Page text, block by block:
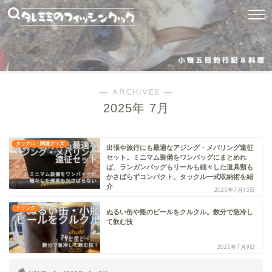
― ARCHIVES ―
2025年 7月
タックル・関連グッズ
出張や旅行にも最適なアジング・メバリング遠征
セット。ミニマム装備をワンバッグにまとめれ
ば、ランガンバッグもリールも細々した道具類も
かさばらずコンパクト。タックル一式収納術を紹
介
2025年7月15日
ドリンク
ぬるい缶や瓶のビールをクルクル。数分で急冷し
て飲む技
2025年7月9日